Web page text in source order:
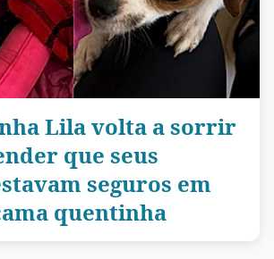
Lila volta a sorrir
que seus
seguros em
quentinha